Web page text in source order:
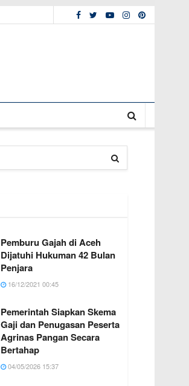
Pemburu Gajah di Aceh
Dijatuhi Hukuman 42 Bulan
Penjara
16/12/2021 00:45
Pemerintah Siapkan Skema
Gaji dan Penugasan Peserta
Agrinas Pangan Secara
Bertahap
04/05/2026 15:37